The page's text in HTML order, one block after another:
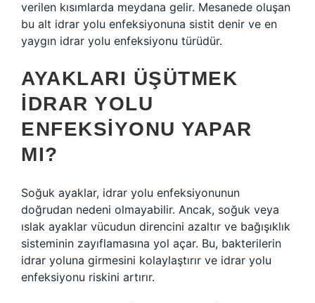
verilen kısımlarda meydana gelir. Mesanede oluşan
bu alt idrar yolu enfeksiyonuna sistit denir ve en
yaygın idrar yolu enfeksiyonu türüdür.
AYAKLARI ÜŞÜTMEK
IDRAR YOLU
ENFEKSIYONU YAPAR
MI?
Soğuk ayaklar, idrar yolu enfeksiyonunun
doğrudan nedeni olmayabilir. Ancak, soğuk veya
ıslak ayaklar vücudun direncini azaltır ve bağışıklık
sisteminin zayıflamasına yol açar. Bu, bakterilerin
idrar yoluna girmesini kolaylaştırır ve idrar yolu
enfeksiyonu riskini artırır.